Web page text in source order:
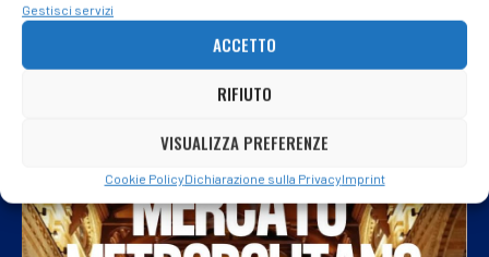
Gestisci servizi
ACCETTO
RIFIUTO
VISUALIZZA PREFERENZE
Cookie PolicyDichiarazione sulla PrivacyImprint